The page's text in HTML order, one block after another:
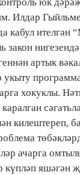
юк
Илдар
кабул ителгән
закон
артык
укыту
хокуклы.
килештереп,
ачарга
күпләп яшәгән